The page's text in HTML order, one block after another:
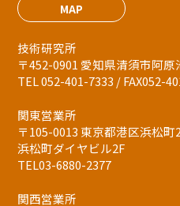
MAP
技術研究所
〒452-0901 愛知県清須市阿原
TEL 052-401-7333 / FAX052-
関東営業所
〒105-0013 東京都港区浜松町
浜松町ダイヤビル2F
TEL03-6880-2377
関西営業所